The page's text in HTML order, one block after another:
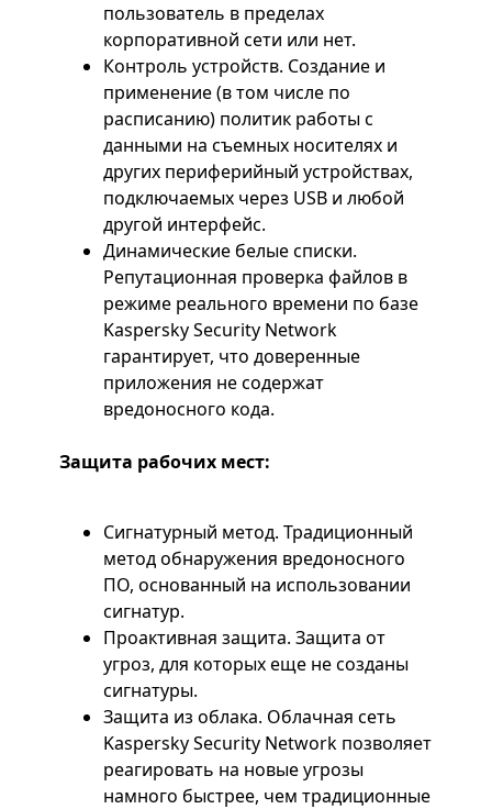
пользователь в пределах
корпоративной сети или нет.
Контроль устройств. Создание и
применение (в том числе по
расписанию) политик работы с
данными на съемных носителях и
других периферийный устройствах,
подключаемых через USB и любой
другой интерфейс.
Динамические белые списки.
Репутационная проверка файлов в
режиме реального времени по базе
Kaspersky Security Network
гарантирует, что доверенные
приложения не содержат
вредоносного кода.
Защита рабочих мест:
Сигнатурный метод. Традиционный
метод обнаружения вредоносного
ПО, основанный на использовании
сигнатур.
Проактивная защита. Защита от
угроз, для которых еще не созданы
сигнатуры.
Защита из облака. Облачная сеть
Kaspersky Security Network позволяет
реагировать на новые угрозы
намного быстрее, чем традиционные